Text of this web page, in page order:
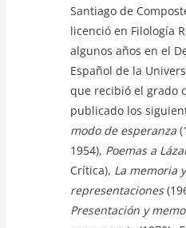
Santiago de
licenció en Filología
algunos años en el
Español de la
que recibió el grado
publicado los
modo de esperanza
1954), Poemas a
Crítica), La memoria
representaciones
Presentación y